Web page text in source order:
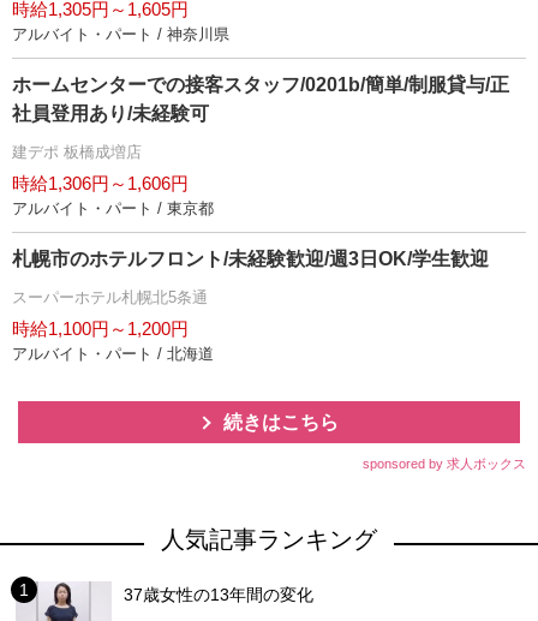
時給1,305円～1,605円
アルバイト・パート / 神奈川県
ホームセンターでの接客スタッフ/0201b/簡単/制服貸与/正
社員登用あり/未経験可
建デポ 板橋成増店
時給1,306円～1,606円
アルバイト・パート / 東京都
札幌市のホテルフロント/未経験歓迎/週3日OK/学生歓迎
スーパーホテル札幌北5条通
時給1,100円～1,200円
アルバイト・パート / 北海道
続きはこちら
sponsored by 求人ボックス
人気記事ランキング
37歳女性の13年間の変化